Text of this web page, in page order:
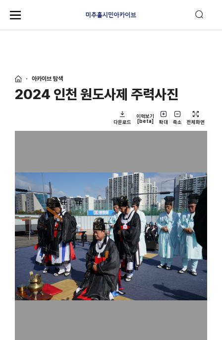
아카이브 탐색
2024 인천 원도사제 주력사진
다운로드
이력보기
[beta]
확대 축소 전체화면